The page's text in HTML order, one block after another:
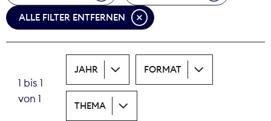
Pressefreiheit
Print
Recht
Tarifpolitik
ALLE FILTER ENTFERNEN
1 bis 1
von 1
JAHR FORMAT
THEMA